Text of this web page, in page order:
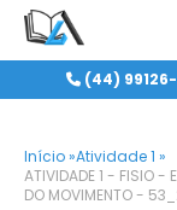
(44)
Início »Atividade 1 »
ATIVIDADE 1 - FISIO -
DO MOVIMENTO -